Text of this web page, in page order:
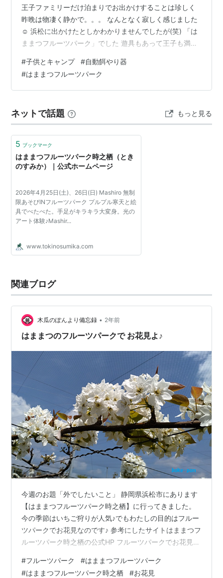
王子ファミリーだけ泊まりでお出かけすることは珍しく
昨晩は物凄く静かで。。。 なんとなく寂しく感じました
☺️ 浜松に出かけたとしかわかりませんでしたが(笑) 「は
ままつフルーツパーク」でした 遊具もあって王子も満足
いたところの近くかな？ 王子ママはいつも、王子のベス
トショットを激写するんですよ〜 嬉しそうに見せてくれ
る〜 とても良いママです🩷 夜は大人と子供それぞれで時
ーションも多くなりますよね そろそろ王子はおやすみ
💤💤の時間です キャンプ…
#子供とキャンプ #自動餌やり器
#はままつフルーツパーク
ネットで話題 もっと見る
5 ブックマーク
はままつフルーツパーク時之栖（とき
のすみか）｜公式ホームページ
2026年4月25日(土)、26日(日) Mashiro 無制
限あそびINフルーツパーク プルプル寒天と絵
具でぺたぺた。手足がキラキラ大変身。光の
アート体験♪Mashir...
www.tokinosumika.com
関連ブログ
木瓜のぽんより備忘録 • 2年前
はままつのフルーツパークで お花見よ♪
今週のお題「外でしたいこと」 静岡県浜松市にあります
【はままつフルーツパーク時之栖】に行ってきました。
今の季節はいちご狩りが人気♪でもわたしの目的はフルー
ツパークでお花見なのです♪ 参考にしたサイトはままつフ
ルーツパーク時之栖の公式HP フルーツパークでお花見♪
は量り売り フルーツ狩り年間スケジュール予定 園内は広
#フルーツパーク #はままつフルーツパーク
#はままつフルーツパーク時之栖 #お花見